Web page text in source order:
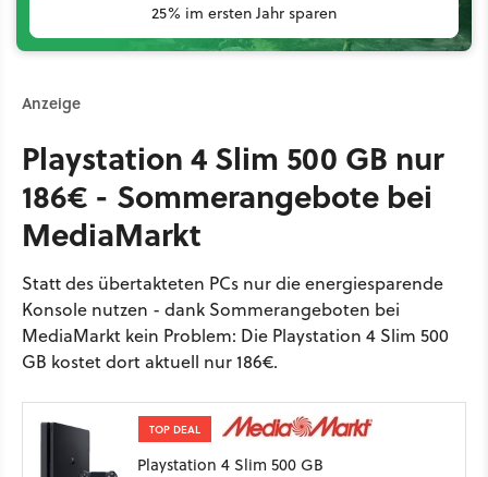
25% im ersten Jahr sparen
Anzeige
Playstation 4 Slim 500 GB nur
186€ - Sommerangebote bei
MediaMarkt
Statt des übertakteten PCs nur die energiesparende
Konsole nutzen - dank Sommerangeboten bei
MediaMarkt kein Problem: Die Playstation 4 Slim 500
GB kostet dort aktuell nur 186€.
TOP DEAL
Playstation 4 Slim 500 GB